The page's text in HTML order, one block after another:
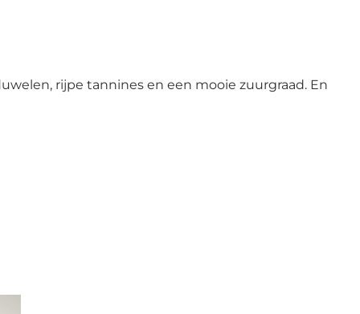
rijpe tannines en een mooie zuurgraad. En